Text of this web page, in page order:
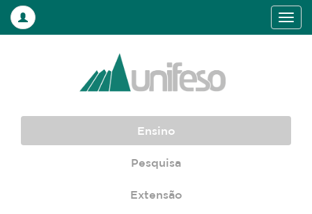
Ensino
Pesquisa
Extensão